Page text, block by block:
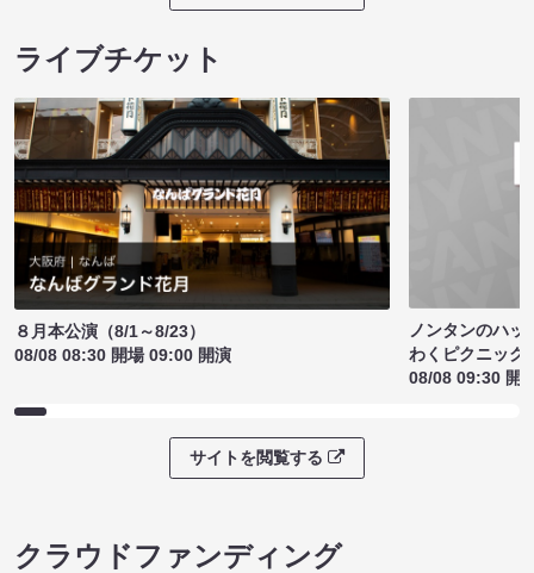
ライブチケット
８月本公演（8/1～8/23）
08/08 08:30 開場 09:00 開演
ノンタンのハッ
わくピクニック
08/08 09:30 開
サイトを閲覧する
クラウドファンディング